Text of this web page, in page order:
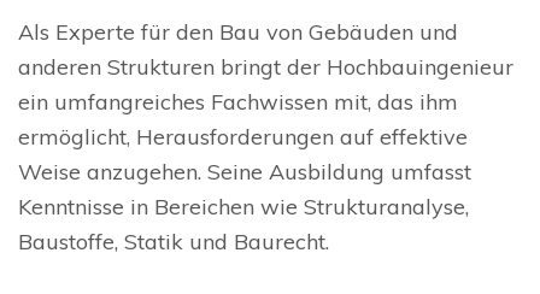
Als Experte für den Bau von Gebäuden und
anderen Strukturen bringt der Hochbauingenieur
ein umfangreiches Fachwissen mit, das ihm
ermöglicht, Herausforderungen auf effektive
Weise anzugehen. Seine Ausbildung umfasst
Kenntnisse in Bereichen wie Strukturanalyse,
Baustoffe, Statik und Baurecht.